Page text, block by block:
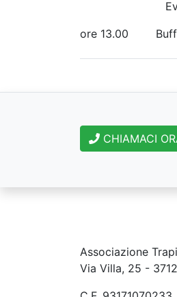
Eventuali
ore 13.00
CHIAMACI
Associazione
Via Villa, 25 -